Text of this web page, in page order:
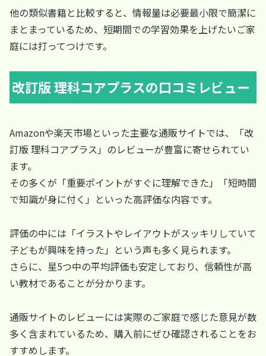
他の類似書籍と比較すると、情報量は必要最小限で簡潔に
まとまっているため、短期間での学習効果を上げたいご家
庭には打ってつけです。
改訂版 理科コアプラスの口コミレビュー
Amazonや楽天市場といった主要な通販サイトでは、「改
訂版 理科コアプラス」のレビューが豊富に寄せられてい
ます。
その多くが「重要ポイントがすぐに理解できた」「短時間
で知識が身に付く」といった高評価な内容です。
評価の中には「イラストやレイアウトがスッキリしていて
子どもが興味を持った」という声も多く見られます。
さらに、星5つ中の平均評価も安定しており、信頼性が高
い教材であることが分かります。
通販サイトのレビューには実際のご家庭で感じた意見が数
多く含まれているため、購入前にぜひ確認されることをお
すすめします。